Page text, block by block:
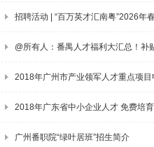
招聘活动 | “百万英才汇南粤”2026年
@所有人：番禺人才福利大汇总！补
2018年广州市产业领军人才重点项目
2018年广东省中小企业人才 免费培
广州番职院“绿叶居班”招生简介